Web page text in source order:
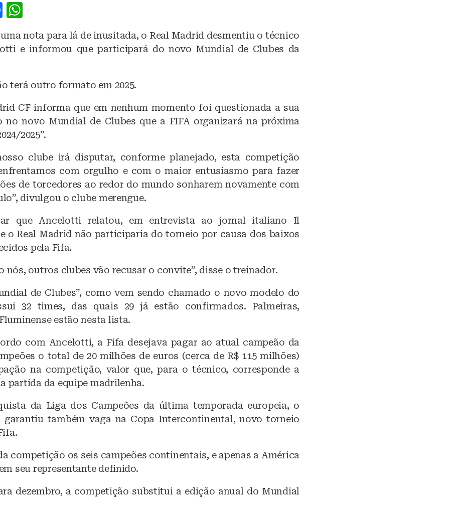
F
c
e
o
o
k
at
s
p
p
nota para lá de inusitada, o Real Madrid desmentiu o técnico
e informou que participará do novo Mundial de Clubes da
terá outro formato em 2025.
CF informa que em nenhum momento foi questionada a sua
no novo Mundial de Clubes que a FIFA organizará na próxima
2025”.
clube irá disputar, conforme planejado, esta competição
com orgulho e com o maior entusiasmo para fazer
de torcedores ao redor do mundo sonharem novamente com
divulgou o clube merengue.
que Ancelotti relatou, em entrevista ao jornal italiano Il
o Real Madrid não participaria do torneio por causa dos baixos
pela Fifa.
nós, outros clubes vão recusar o convite”, disse o treinador.
de Clubes”, como vem sendo chamado o novo modelo do
32 times, das quais 29 já estão confirmados. Palmeiras,
estão nesta lista.
com Ancelotti, a Fifa desejava pagar ao atual campeão da
o total de 20 milhões de euros (cerca de R$ 115 milhões)
na competição, valor que, para o técnico, corresponde a
partida da equipe madrilenha.
da Liga dos Campeões da última temporada europeia, o
garantiu também vaga na Copa Intercontinental, novo torneio
competição os seis campeões continentais, e apenas a América
seu representante definido.
dezembro, a competição substitui a edição anual do Mundial